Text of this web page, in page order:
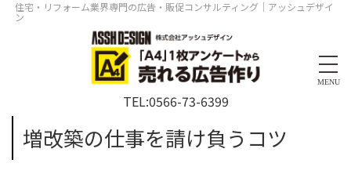
住宅・リフォーム業界専門の広告・販促コンサルティング｜アッシュデザイ
ン
MENU
TEL:0566-73-6399
増改築の仕事を請け負うコツ